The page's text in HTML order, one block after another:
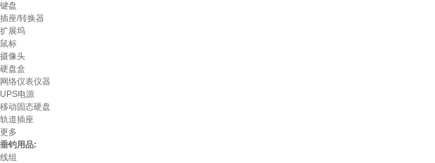
键盘
插座/转换器
扩展坞
鼠标
摄像头
硬盘盒
网络仪表仪器
UPS电源
移动固态硬盘
轨道插座
更多
垂钓用品:
线组